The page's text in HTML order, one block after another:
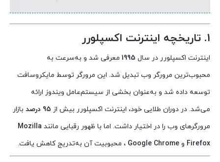
1. تاریخچه اینترنت اکسپلورر
اینترنت اکسپلورر در سال 1995 معرفی شد و به‌سرعت به
محبوب‌ترین مرورگر وب تبدیل شد. این مرورگر توسط مایکروسافت
توسعه داده شد و به‌عنوان بخشی از سیستم‌عامل ویندوز ارائه
می‌شد. در دوران طلایی خود، اینترنت اکسپلورر بیش از 95 درصد
بازار
مرورگرهای وب را در اختیار داشت. اما با ظهور رقبایی مانند Mozilla
Firefox و Google Chrome ، محبوبیت آن به‌تدریج کاهش یافت.